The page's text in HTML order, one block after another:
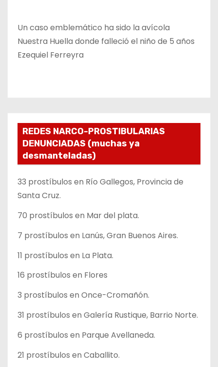
Un caso emblemático ha sido la avícola
Nuestra Huella donde falleció el niño de 5 años
Ezequiel Ferreyra
REDES NARCO-PROSTIBULARIAS
DENUNCIADAS (muchas ya
desmanteladas)
33 prostíbulos en Río Gallegos, Provincia de
Santa Cruz.
70 prostíbulos en Mar del plata.
7 prostíbulos en Lanús, Gran Buenos Aires.
11 prostíbulos en La Plata.
16 prostíbulos en Flores
3 prostíbulos en Once-Cromañón.
31 prostíbulos en Galería Rustique, Barrio Norte.
6 prostíbulos en Parque Avellaneda.
21 prostíbulos en Caballito.